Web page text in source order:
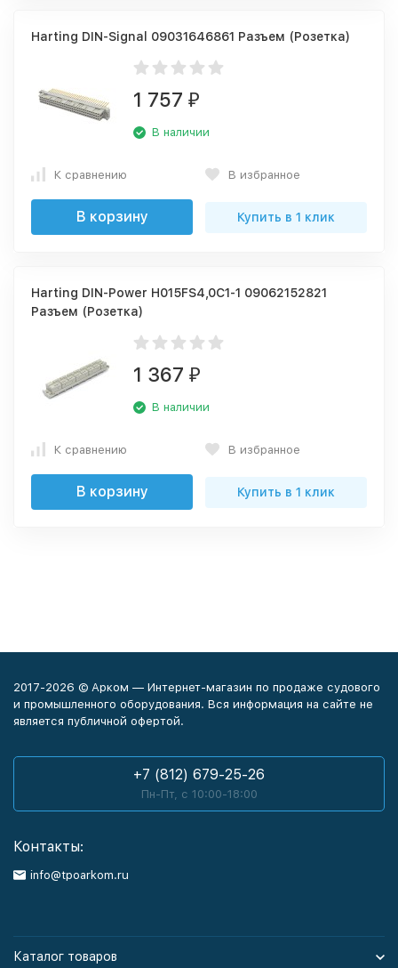
Harting DIN-Signal 09031646861 Разъем (Розетка)
1 757 ₽
В наличии
К сравнению В избранное
В корзину Купить в 1 клик
Harting DIN-Power H015FS4,0C1-1 09062152821
Разъем (Розетка)
1 367 ₽
В наличии
К сравнению В избранное
В корзину Купить в 1 клик
2017-2026 © Арком — Интернет-магазин по продаже судового
и промышленного оборудования. Вся информация на сайте не
является публичной офертой.
+7 (812) 679-25-26
Пн-Пт, с 10:00-18:00
Контакты:
info@tpoarkom.ru
Каталог товаров